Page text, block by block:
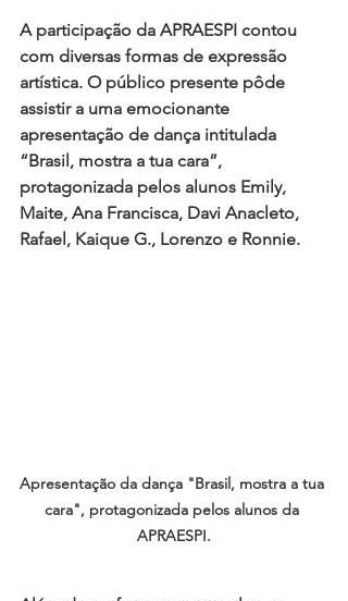
A participação da APRAESPI contou
com diversas formas de expressão
artística. O público presente pôde
assistir a uma emocionante
apresentação de dança intitulada
“Brasil, mostra a tua cara”,
protagonizada pelos alunos Emily,
Maite, Ana Francisca, Davi Anacleto,
Rafael, Kaique G., Lorenzo e Ronnie.
Apresentação da dança "Brasil, mostra a tua
cara", protagonizada pelos alunos da
APRAESPI.